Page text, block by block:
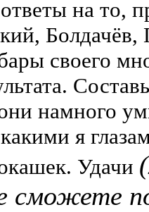
на то,
Болдачёв,
своего
намного
я
Удачи
сможете